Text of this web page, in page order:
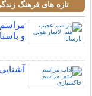
تازه های فرهنگ
و